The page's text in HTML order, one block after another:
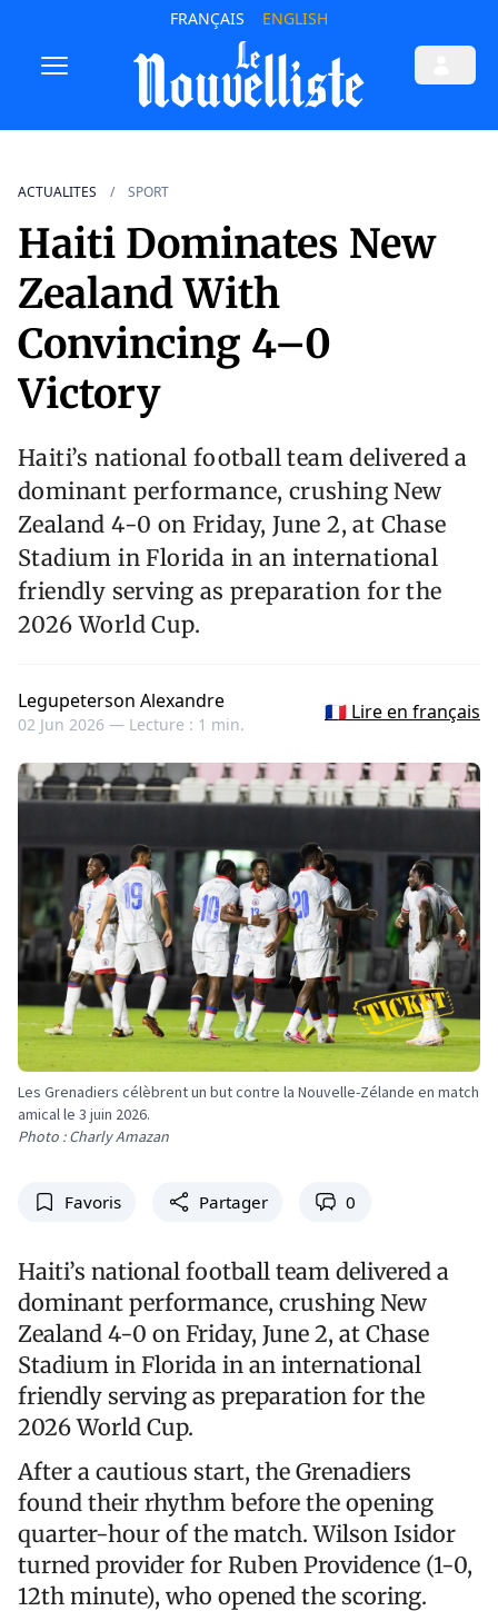
FRANÇAIS ENGLISH
ACTUALITES SPORT
Haiti Dominates New
Zealand With
Convincing 4–0
Victory
Haiti’s national football team delivered a
dominant performance, crushing New
Zealand 4-0 on Friday, June 2, at Chase
Stadium in Florida in an international
friendly serving as preparation for the
2026 World Cup.
Legupeterson Alexandre
02 Jun 2026 — Lecture : 1 min.
🇫🇷 Lire en français
Les Grenadiers célèbrent un but contre la Nouvelle-Zélande en match
amical le 3 juin 2026.
Photo : Charly Amazan
Favoris Partager 0
Haiti’s national football team delivered a
dominant performance, crushing New
Zealand 4-0 on Friday, June 2, at Chase
Stadium in Florida in an international
friendly serving as preparation for the
2026 World Cup.
After a cautious start, the Grenadiers
found their rhythm before the opening
quarter-hour of the match. Wilson Isidor
turned provider for Ruben Providence (1-0,
12th minute), who opened the scoring.